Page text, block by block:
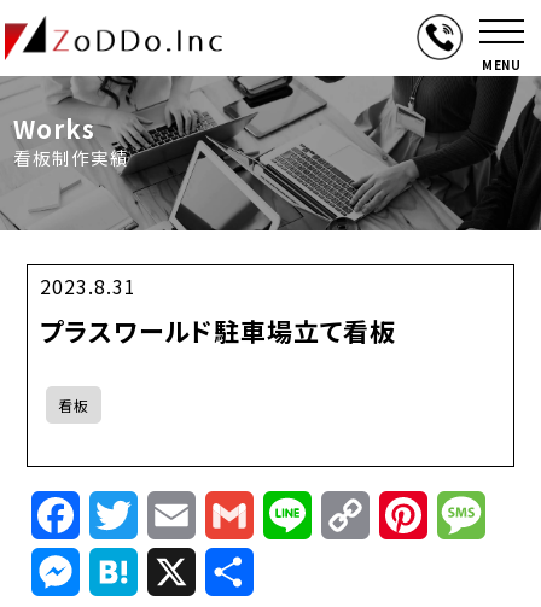
MENU
Works
看板制作実績
2023.8.31
プラスワールド駐車場立て看板
看板
FacebookTwitterEmail Gmail Line
Copy
Link
Pinterest
Messenger
Hatena